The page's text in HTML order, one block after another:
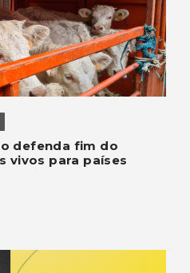
defenda fim do
vivos para países